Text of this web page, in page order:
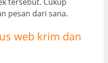
pesan dari sana.
web krim dan